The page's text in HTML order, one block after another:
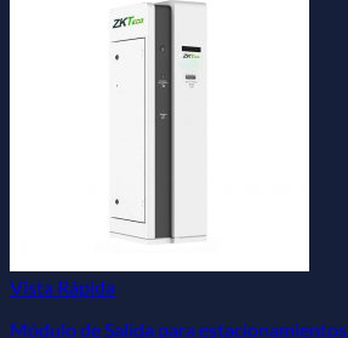
Vista Rápida
Módulo de Salida para estacionamientos